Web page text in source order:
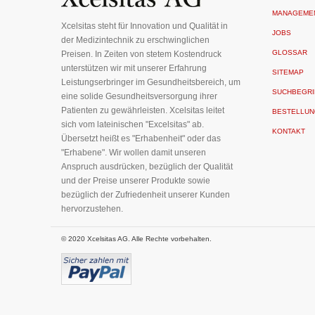
Newsletter
an:
Xcelsitas steht für Innovation und Qualität in
der Medizintechnik zu erschwinglichen
Preisen. In Zeiten von stetem Kostendruck
unterstützen wir mit unserer Erfahrung
Leistungserbringer im Gesundheitsbereich, um
eine solide Gesundheitsversorgung ihrer
Patienten zu gewährleisten. Xcelsitas leitet
sich vom lateinischen "Excelsitas" ab.
Übersetzt heißt es "Erhabenheit" oder das
"Erhabene". Wir wollen damit unseren
Anspruch ausdrücken, bezüglich der Qualität
und der Preise unserer Produkte sowie
bezüglich der Zufriedenheit unserer Kunden
hervorzustehen.
JOBS
GLOSSAR
SITEMAP
KONTAKT
© 2020 Xcelsitas AG. Alle Rechte vorbehalten.